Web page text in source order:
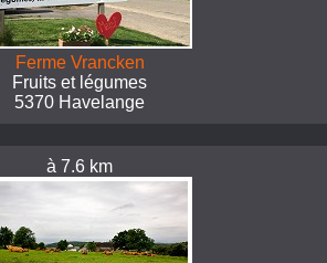
Ferme Vrancken
Fruits et légumes
5370 Havelange
à 7.6 km